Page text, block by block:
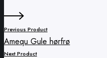
Previous Product
Amequ Gule hørfrø
Next Product